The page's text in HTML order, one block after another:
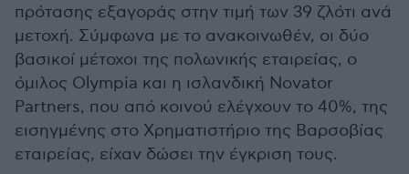
πρότασης εξαγοράς στην τιμή των 39 ζλότι ανά
μετοχή. Σύμφωνα με το ανακοινωθέν, οι δύο
βασικοί μέτοχοι της πολωνικής εταιρείας, ο
όμιλος Olympia και η ισλανδική Novator
Partners, που από κοινού ελέγχουν το 40%, της
εισηγμένης στο Χρηματιστήριο της Βαρσοβίας
εταιρείας, είχαν δώσει την έγκριση τους.